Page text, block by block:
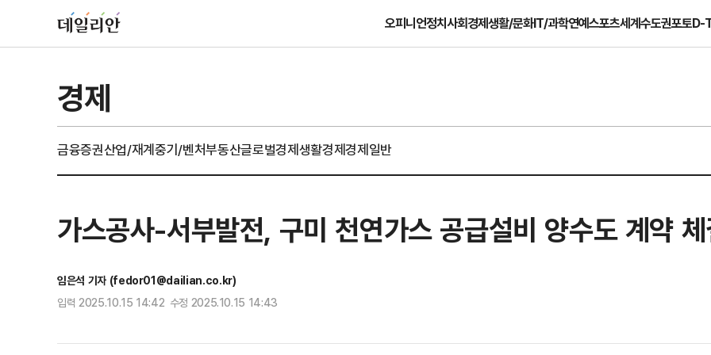
오피니언정치사회경제생활/문화IT/과학연예스포츠세계수도권포토D-
경제
금융증권산업/재계중기/벤처부동산글로벌경제생활경제경제일반
가스공사-서부발전, 구미 천연가스 공급설비 양수도 계약
임은석 기자 (fedor01@dailian.co.kr)
입력 2025.10.15 14:42 수정 2025.10.15 14:43